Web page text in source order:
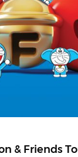
& Friends